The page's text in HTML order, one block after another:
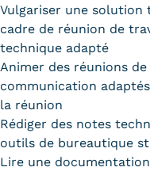
Vulgariser une solution
cadre de réunion de
technique adapté
Animer des réunions de
communication
la réunion
Rédiger des notes
outils de bureautique
Lire une